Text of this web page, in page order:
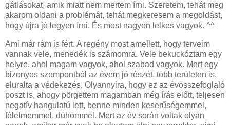
gátlásokat, amik miatt nem mertem írni. Szeretem, tehát meg
akarom oldani a problémát, tehát megkeresem a megoldást,
hogy újra jó legyen írni. És most nagyon lelkes vagyok. ^^
Ami már rám is fért. A regény most amellett, hogy terveim
vannak vele, menedék is számomra. Vele bekuckóztam egy
helyre, ahol magam vagyok, ahol szabad vagyok. Mert egy
bizonyos szempontból az évem jó részét, több területen is,
eluralta a védekezés. Olyannyira, hogy ez az évösszefoglaló
poszt is, ahogy pörgettem magamban még írás előtt, teljesen
negatív hangulatú lett, benne minden keserűségemmel,
félelmemmel, dühömmel. Mert az év során voltak olyan